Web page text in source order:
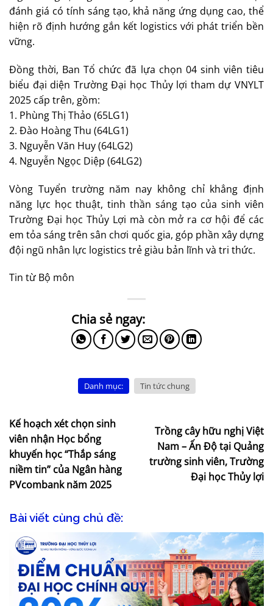
đánh giá có tính sáng tạo, khả năng ứng dụng cao, thể
hiện rõ định hướng gắn kết logistics với phát triển bền
vững.
Đồng thời, Ban Tổ chức đã lựa chọn 04 sinh viên tiêu
biểu đại diện Trường Đại học Thủy lợi tham dự VNYLT
2025 cấp trên, gồm:
1. Phùng Thị Thảo (65LG1)
2. Đào Hoàng Thu (64LG1)
3. Nguyễn Văn Huy (64LG2)
4. Nguyễn Ngọc Diệp (64LG2)
Vòng Tuyển trường năm nay không chỉ khẳng định
năng lực học thuật, tinh thần sáng tạo của sinh viên
Trường Đại học Thủy Lợi mà còn mở ra cơ hội để các
em tỏa sáng trên sân chơi quốc gia, góp phần xây dựng
đội ngũ nhân lực logistics trẻ giàu bản lĩnh và tri thức.
Tin từ Bộ môn
Danh mục: Tin tức chung
Kế hoạch xét chọn sinh
viên nhận Học bổng
khuyến học “Thắp sáng
niềm tin” của Ngân hàng
PVcombank năm 2025
Trồng cây hữu nghị Việt
Nam – Ấn Độ tại Quảng
trường sinh viên, Trường
Đại học Thủy lợi
Bài viết cùng chủ đề: